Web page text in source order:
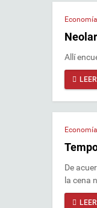
Economía
Allí
Economía
De
la cena